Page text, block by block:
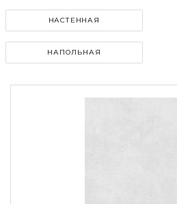
НАСТЕННАЯ
НАПОЛЬНАЯ